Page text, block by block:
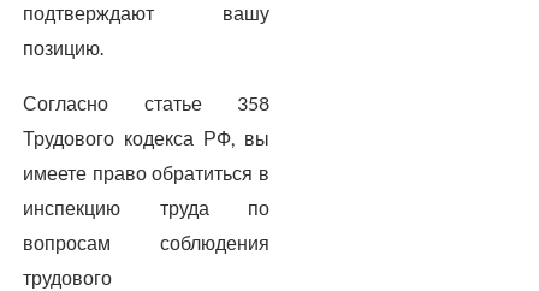
подтверждают вашу
позицию.
Согласно статье 358
Трудового кодекса РФ, вы
имеете право обратиться в
инспекцию труда по
вопросам соблюдения
трудового